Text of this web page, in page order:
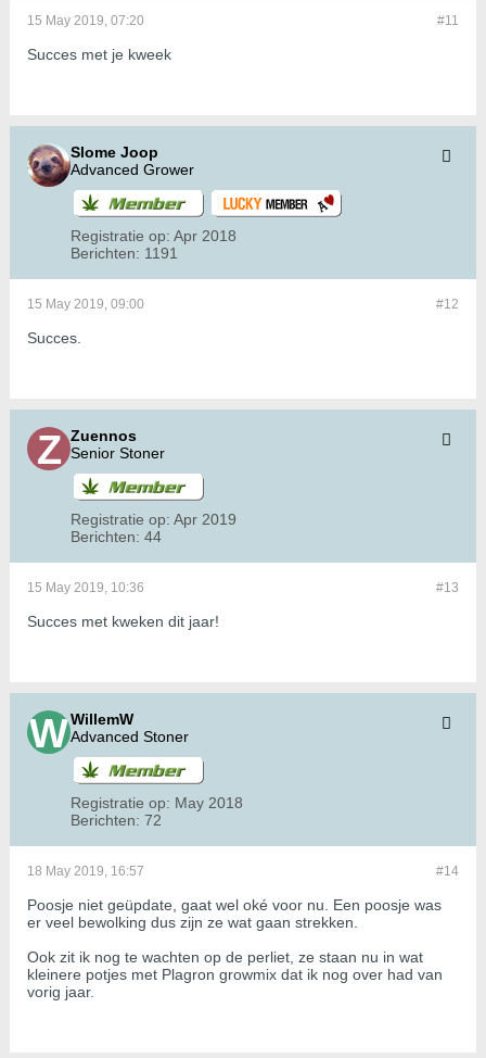
#11
15 May 2019, 07:20
Succes met je kweek
Slome Joop
Advanced Grower
Registratie op: Apr 2018
Berichten: 1191
#12
15 May 2019, 09:00
Succes.
Zuennos
Senior Stoner
Registratie op: Apr 2019
Berichten: 44
#13
15 May 2019, 10:36
Succes met kweken dit jaar!
WillemW
Advanced Stoner
Registratie op: May 2018
Berichten: 72
#14
18 May 2019, 16:57
Poosje niet geüpdate, gaat wel oké voor nu. Een poosje was
er veel bewolking dus zijn ze wat gaan strekken.
Ook z​​​​it ik nog te wachten op de perliet, ze staan nu in wat
kleinere potjes met Plagron growmix dat ik nog over had van
vorig jaar.